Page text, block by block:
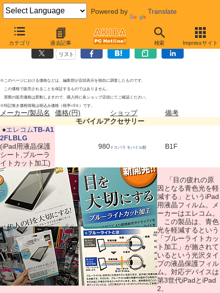
Powered by Translate
カテゴリ 過去記事 検索 Impressサイト
モバイルアクセサリーの新製品(2012年6月16日)
リスト
※このページにおける価格などは、編集部が店頭表示を独自に調査したものです。
この価格で販売されることを保証するものではありません。
実際の販売価格は変動しますので、購入時に各ショップ店頭にてご確認ください。
※特記無き価格情報は税込み価格（税率=5％）です。
メーカー/製品名 価格(円) ショップ
備考
モバイルアクセサリー
●エレコムTB-A1
2FLBLG
(iPad用液晶保護
シート,ブルーラ
イトカット加工)
980 ドスパラ モバイル館 B1F
「目の疲れの原
因となる青色光を軽
減する」というiPad
用液晶フィルム。メ
ーカーはエレコム。
この製品は、青色
光を軽減するという
「ブルーライトカッ
ト加工」が施されて
いるという光沢タイ
プの液晶保護フィル
ム。対応デバイスは
第3世代iPadとiPad
2。